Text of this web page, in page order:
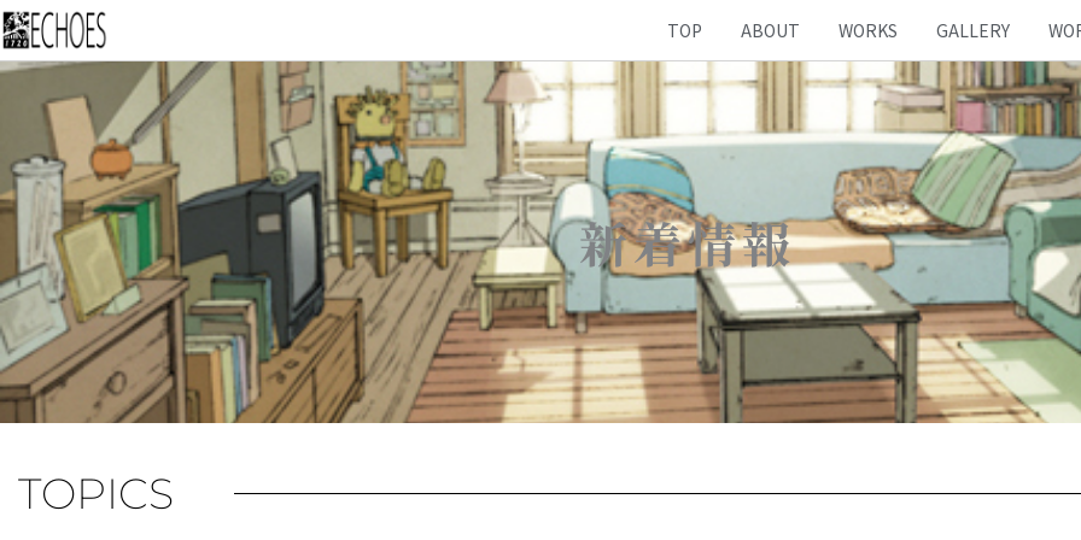
内
容
を
ッ
プ
TOP ABOUT WORKS GALLERY
新着情報
TOPICS